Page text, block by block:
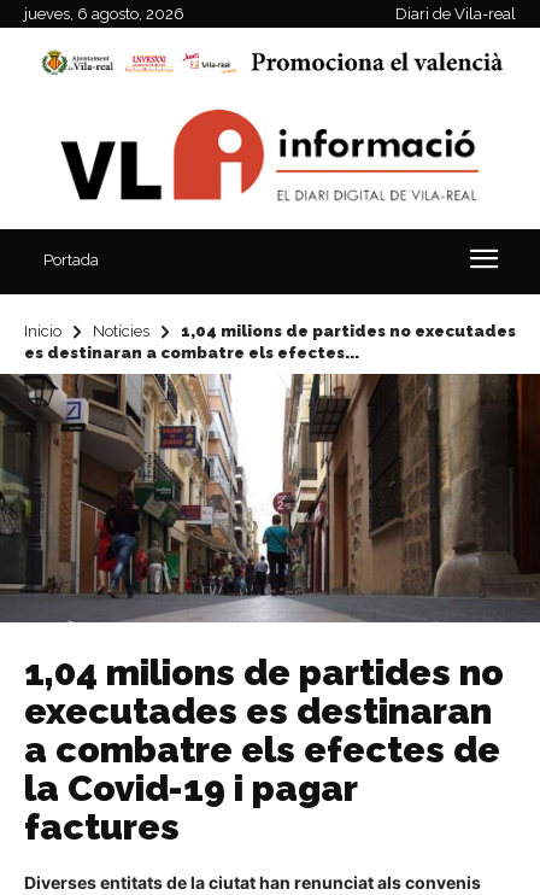
jueves, 6 agosto, 2026 Diari de Vila-real
Portada
Inicio Notícies
1,04 milions de partides no executades
es destinaran a combatre els efectes...
1,04 milions de partides no
executades es destinaran
a combatre els efectes de
la Covid-19 i pagar
factures
Diverses entitats de la ciutat han renunciat als convenis